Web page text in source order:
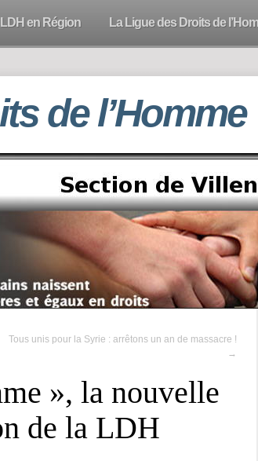
LDH en Région La Ligue des Droits de
de l’Homme
Tous unis pour la Syrie : arrêtons un an de massacre !
→
», la nouvelle
de la LDH